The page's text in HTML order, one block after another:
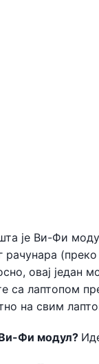
је Ви-Фи
рачунара
овај један
са лаптопом
на свим
Фи модул?